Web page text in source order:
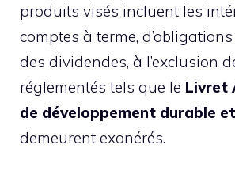
produits visés incluent les
comptes à terme,
des dividendes, à l’exclusion
réglementés tels que le Livret
de développement durable
demeurent exonérés.